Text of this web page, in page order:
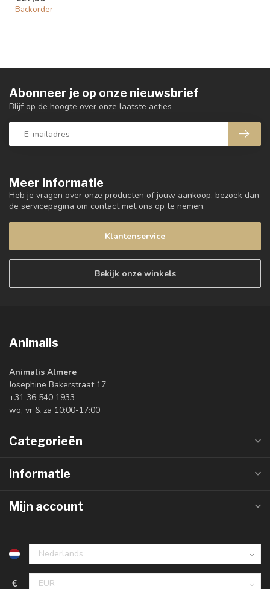
Backorder
Meer informatie
Heb je vragen over onze producten of jouw aankoop, bezoek dan
de servicepagina om contact met ons op te nemen.
Klantenservice
Bekijk onze winkels
Abonneer je op onze nieuwsbrief
Blijf op de hoogte over onze laatste acties
Animalis
Animalis Almere
Josephine Bakerstraat 17
+31 36 540 1933
wo, vr & za 10:00-17:00
Categorieën
Informatie
Mijn account
€